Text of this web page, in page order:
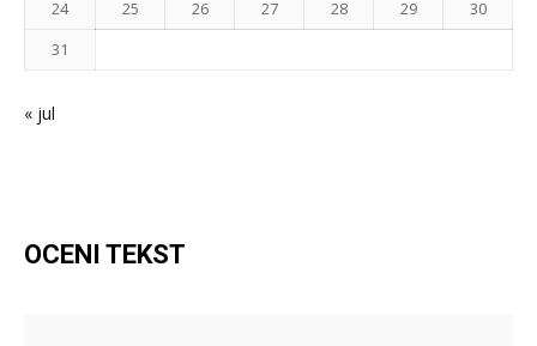
24
25 26 27 28 29
30
31
« jul
OCENI TEKST